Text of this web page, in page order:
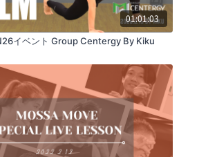
01:01:03
イベント Group Centergy By Kiku